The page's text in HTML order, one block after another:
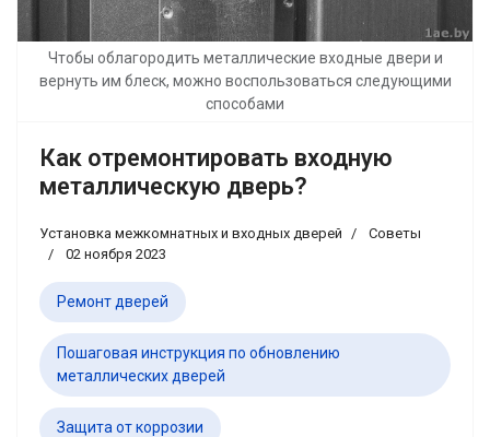
Чтобы облагородить металлические входные двери и
вернуть им блеск, можно воспользоваться следующими
способами
Как отремонтировать входную
металлическую дверь?
Установка межкомнатных и входных дверей
Советы
02 ноября 2023
Ремонт дверей
Пошаговая инструкция по обновлению
металлических дверей
Защита от коррозии